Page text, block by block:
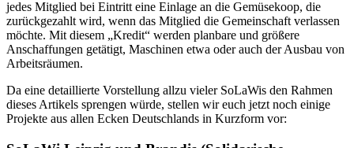
jedes Mitglied bei Eintritt eine Einlage an die Gemüsekoop, die
zurückgezahlt wird, wenn das Mitglied die Gemeinschaft verlassen
möchte. Mit diesem „Kredit“ werden planbare und größere
Anschaffungen getätigt, Maschinen etwa oder auch der Ausbau von
Arbeitsräumen.
Da eine detaillierte Vorstellung allzu vieler SoLaWis den Rahmen
dieses Artikels sprengen würde, stellen wir euch jetzt noch einige
Projekte aus allen Ecken Deutschlands in Kurzform vor: